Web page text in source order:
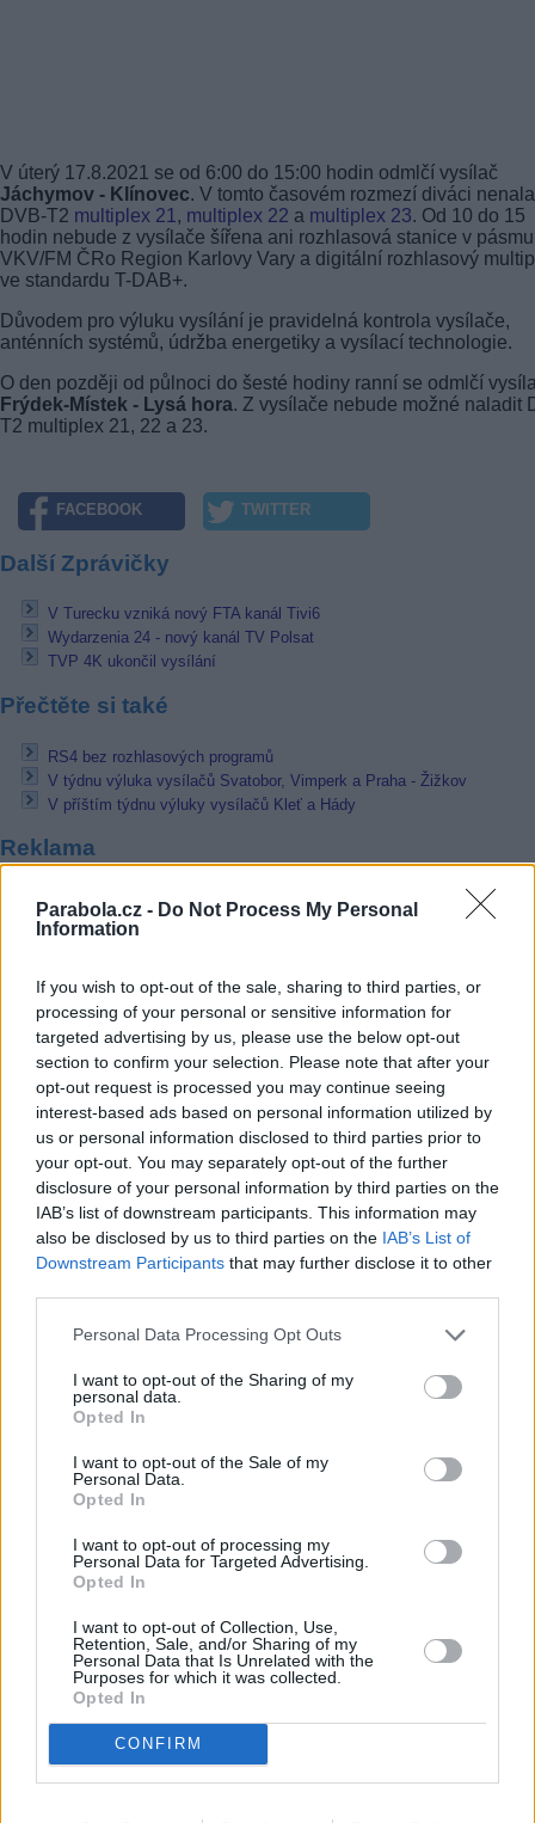
Parabola.cz - Do Not Process My Personal
Information
If you wish to opt-out of the sale, sharing to third parties, or
processing of your personal or sensitive information for
targeted advertising by us, please use the below opt-out
section to confirm your selection. Please note that after your
opt-out request is processed you may continue seeing
interest-based ads based on personal information utilized by
us or personal information disclosed to third parties prior to
your opt-out. You may separately opt-out of the further
disclosure of your personal information by third parties on the
IAB’s list of downstream participants. This information may
also be disclosed by us to third parties on the IAB’s List of
Downstream Participants that may further disclose it to other
Personal Data Processing Opt Outs
I want to opt-out of the Sharing of my
personal data.
Opted In
I want to opt-out of the Sale of my
Personal Data.
Opted In
I want to opt-out of processing my
Personal Data for Targeted Advertising.
Opted In
I want to opt-out of Collection, Use,
Retention, Sale, and/or Sharing of my
Personal Data that Is Unrelated with the
Purposes for which it was collected.
Opted In
CONFIRM
V úterý 17.8.2021 se od 6:00 do 15:00 hodin odmlčí vysílač
Jáchymov - Klínovec. V tomto časovém rozmezí diváci
DVB-T2 multiplex 21 , multiplex 22 a multiplex 23. Od 10 do 15
hodin nebude z vysílače šířena ani rozhlasová stanice v pásmu
VKV/FM ČRo Region Karlovy Vary a digitální rozhlasový
ve standardu T-DAB+.
Důvodem pro výluku vysílání je pravidelná kontrola vysílače,
anténních systémů, údržba energetiky a vysílací technologie.
O den později od půlnoci do šesté hodiny ranní se odmlčí
Frýdek-Místek - Lysá hora. Z vysílače nebude možné naladit
T2 multiplex 21, 22 a 23.
FACEBOOK TWITTER
Další Zprávičky
V Turecku vzniká nový FTA kanál Tivi6
Wydarzenia 24 - nový kanál TV Polsat
TVP 4K ukončil vysílání
Přečtěte si také
RS4 bez rozhlasových programů
V týdnu výluka vysílačů Svatobor, Vimperk a Praha - Žižkov
V příštím týdnu výluky vysílačů Kleť a Hády
Reklama
Pracovní nabídky
07.08.2026 - Bosch Powertrain s.r.o. Jihlava • obsluha CNC strojů •
48.400 Kč • náborový bonus 50.000 Kč • příspěvek na ubytování
okres Jihlava)
07.08.2026 -Specialista pro elektronická zařízení údržby (m/ž) (tř.
Klementa 869, Mladá Boleslav II)
06.08.2026 -Bosch Powertrain s.r.o. Jihlava • CNC operátor• mzda
Kč • náborový bonus 50.000 Kč • příspěvek na ubytování (Jihlava,
06.08.2026 -
Bosch Powertrain s.r.o. • montážní dělník • mzda 44.700
týdenní zálohy na mzdu 2.000 Kč (Jihlava, okres Jihlava)
... další nabídky zaměstnání
Vybrané články
Prima sport - co nabídne v prvním
vysílacím týdnu
Kdy a kde bude Prima sport k
Parabola.cz- web o satelitní, terestrické a kabelové televizi, ©
Dovolená u moře•Bazény